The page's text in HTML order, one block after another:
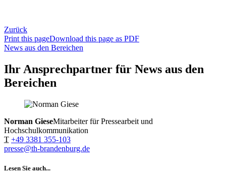
Zurück
Print this pageDownload this page as PDF
News aus den Bereichen
Ihr Ansprechpartner für News aus den
Bereichen
Norman GieseMitarbeiter für Pressearbeit und
Hochschulkommunikation
T +49 3381 355-103
presse@th-brandenburg.de
Lesen Sie auch...